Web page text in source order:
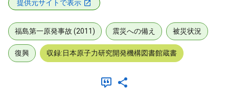
提供元サイトで表示
福島第一原発事故 (2011) 震災への備え 被災状況
復興 収録:日本原子力研究開発機構図書館蔵書